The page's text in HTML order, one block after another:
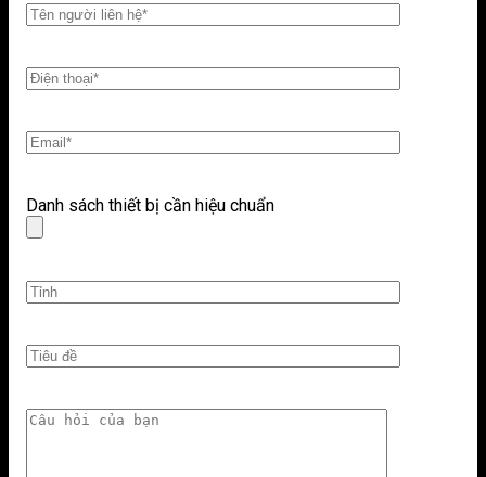
Danh sách thiết bị cần hiệu chuẩn